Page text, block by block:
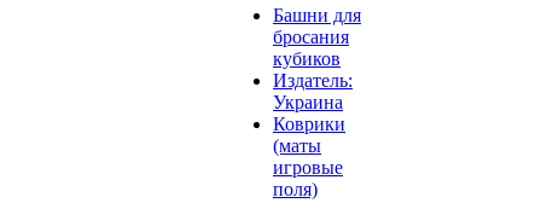
Башни для
бросания
кубиков
Издатель:
Украина
Коврики
(маты
игровые
поля)